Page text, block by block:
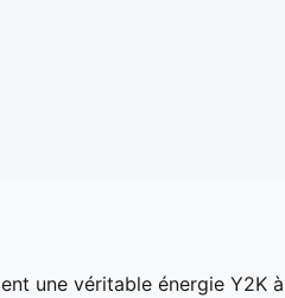
une véritable énergie